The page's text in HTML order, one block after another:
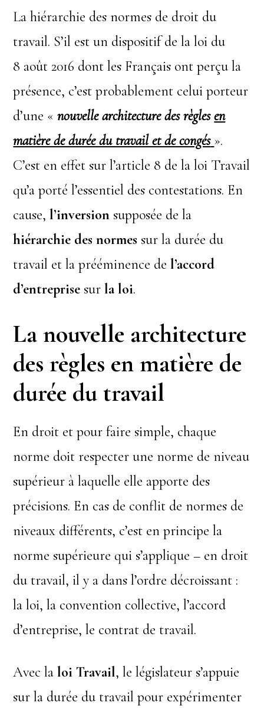
La hiérarchie des normes de droit du
travail. S’il est un dispositif de la loi du
8 août 2016 dont les Français ont perçu la
présence, c’est probablement celui porteur
d’une «nouvelle architecture des règlesen
matière de durée du travail et de congés ».
C’est en effet sur l’article 8 de la loi Travail
qu’a porté l’essentiel des contestations. En
cause,l’inversion supposée de la
hiérarchie des normes sur la durée du
travail et la prééminence del’accord
d’entreprise surla loi.
La nouvelle architecture
des règles en matière de
durée du travail
En droit et pour faire simple, chaque
norme doit respecter une norme de niveau
supérieur à laquelle elle apporte des
précisions. En cas de conflit de normes de
niveaux différents, c’est en principe la
norme supérieure qui s’applique – en droit
du travail, il y a dans l’ordre décroissant :
la loi, la convention collective, l’accord
d’entreprise, le contrat de travail.
Avec laloi Travail, le législateur s’appuie
sur la durée du travail pour expérimenter